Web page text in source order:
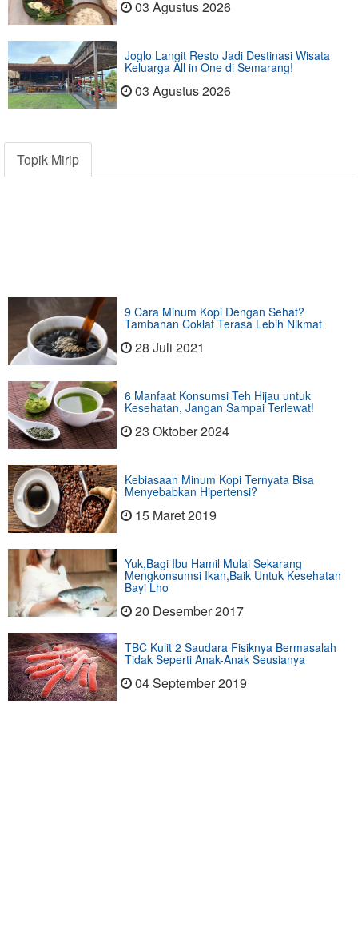
03 Agustus 2026
Joglo Langit Resto Jadi Destinasi Wisata
Keluarga All in One di Semarang!
03 Agustus 2026
Topik Mirip
9 Cara Minum Kopi Dengan Sehat?
Tambahan Coklat Terasa Lebih Nikmat
28 Juli 2021
6 Manfaat Konsumsi Teh Hijau untuk
Kesehatan, Jangan Sampai Terlewat!
23 Oktober 2024
Kebiasaan Minum Kopi Ternyata Bisa
Menyebabkan Hipertensi?
15 Maret 2019
Yuk,Bagi Ibu Hamil Mulai Sekarang
Mengkonsumsi Ikan,Baik Untuk Kesehatan
Bayi Lho
20 Desember 2017
TBC Kulit 2 Saudara Fisiknya Bermasalah
Tidak Seperti Anak-Anak Seusianya
04 September 2019